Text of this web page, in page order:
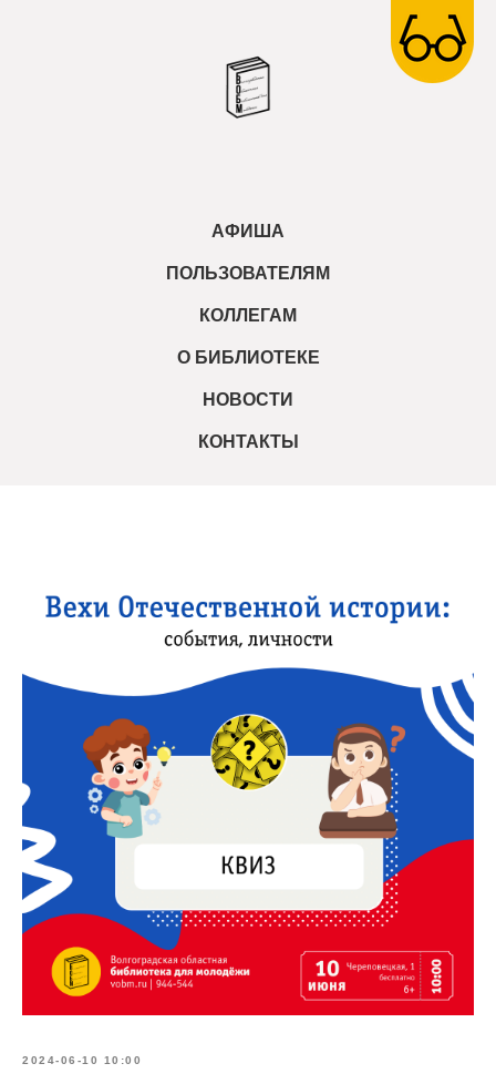
АФИША
ПОЛЬЗОВАТЕЛЯМ
КОЛЛЕГАМ
О БИБЛИОТЕКЕ
НОВОСТИ
КОНТАКТЫ
2024-06-10 10:00